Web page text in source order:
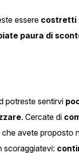
essere costretti
paura di
potreste sentirvi
. Cercate di
che avete proposto
scoraggiatevi: